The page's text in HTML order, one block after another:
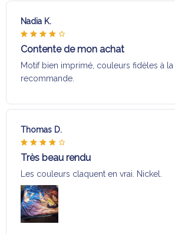
Nadia K.
Contente de mon achat
Motif bien imprimé, couleurs fidèles à
recommande.
Thomas D.
Très beau rendu
Les couleurs claquent en vrai. Nickel.